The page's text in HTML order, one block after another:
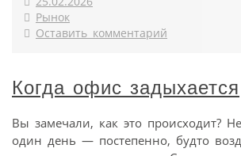
Рынок
Оставить комментарий
Когда офис задыхается
Вы замечали, как это происходит?
один день — постепенно, будто